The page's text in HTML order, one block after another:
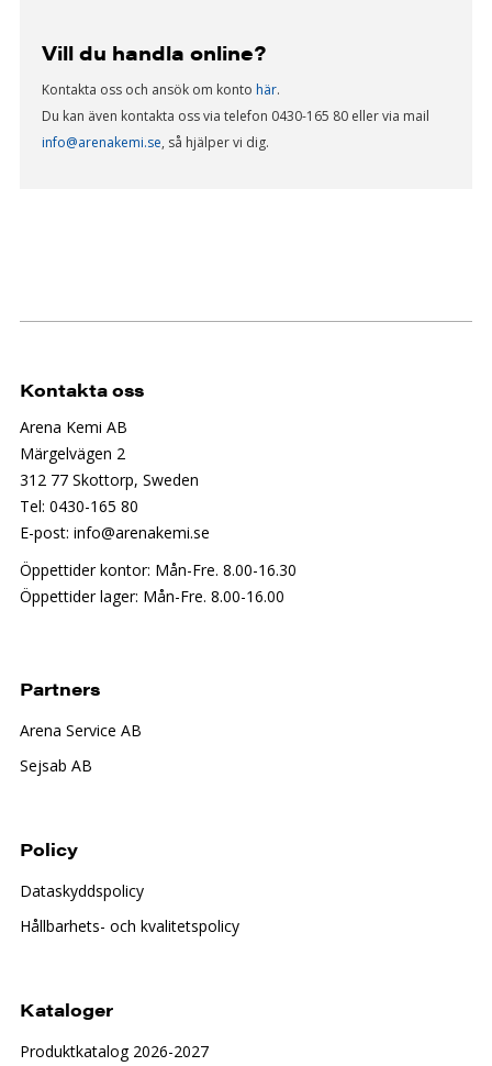
Vill du handla online?
Kontakta oss och ansök om konto här.
Du kan även kontakta oss via telefon 0430-165 80 eller via mail
info@arenakemi.se, så hjälper vi dig.
Kontakta oss
Arena Kemi AB
Märgelvägen 2
312 77 Skottorp, Sweden
Tel: 0430-165 80
E-post: info@arenakemi.se
Öppettider kontor: Mån-Fre. 8.00-16.30
Öppettider lager: Mån-Fre. 8.00-16.00
Partners
Arena Service AB
Sejsab AB
Policy
Dataskyddspolicy
Hållbarhets- och kvalitetspolicy
Kataloger
Produktkatalog 2026-2027